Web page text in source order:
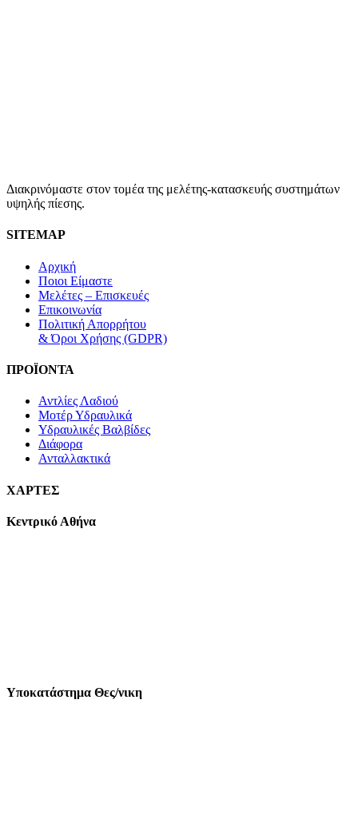
Διακρινόμαστε στον τομέα της μελέτης-κατασκευής συστημάτων
υψηλής πίεσης.
SITEMAP
Αρχική
Ποιοι Είμαστε
Μελέτες – Επισκευές
Επικοινωνία
Πολιτική Απορρήτου
& Όροι Χρήσης (GDPR)
ΠΡΟΪΟΝΤΑ
Αντλίες Λαδιού
Μοτέρ Υδραυλικά
Υδραυλικές Βαλβίδες
Διάφορα
Ανταλλακτικά
ΧΑΡΤΕΣ
Κεντρικό Αθήνα
Υποκατάστημα Θες/νικη